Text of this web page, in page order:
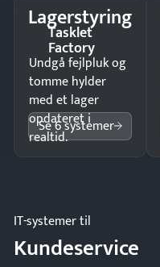
Lagerstyring
Tasklet
Factory
Undgå fejlpluk og
tomme hylder
med et lager
opdateret i
realtid.
Se 6 systemer
IT-systemer til
Kundeservice